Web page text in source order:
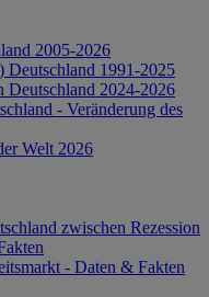
2005-2026
1991-2025
Deutschland 2024-2026
- Veränderung des
Welt 2026
zwischen Rezession
- Daten & Fakten